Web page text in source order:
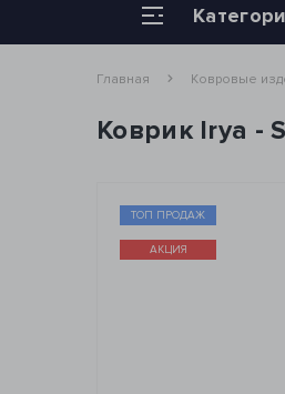
Главная Ковровые
Коврик Irya -
ТОП ПРОДАЖ
АКЦИЯ